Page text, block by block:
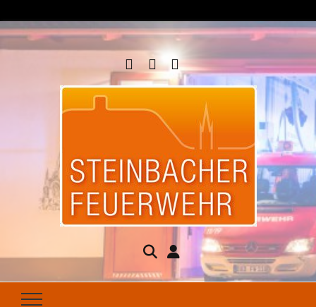
Steinbacher
Feuerwehr
Seit 1877 für Ihren Brandschutz da